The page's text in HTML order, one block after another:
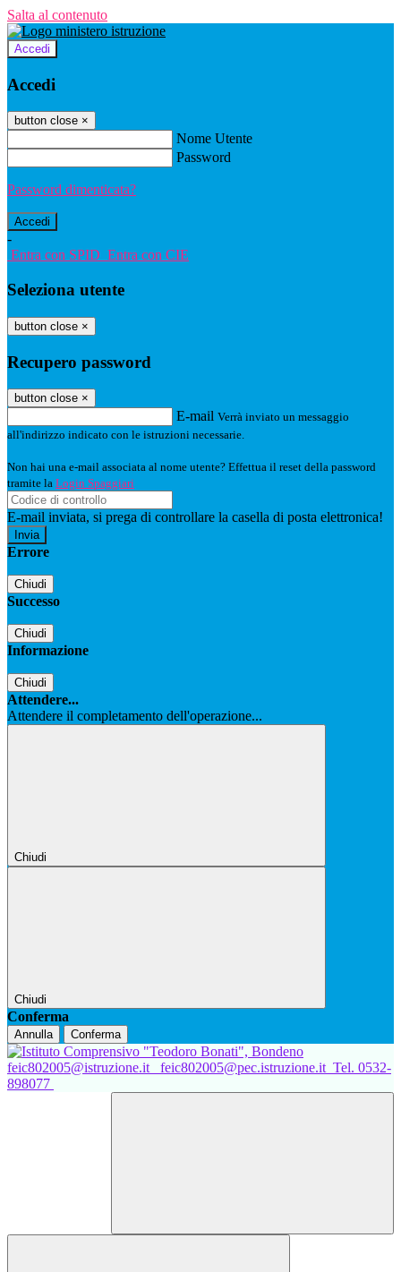
Salta al contenuto
Accedi
Accedi
button close ×
Nome Utente
Password
Password dimenticata?
-
Entra con SPID Entra con CIE
Seleziona utente
button close ×
Recupero password
button close ×
E-mail Verrà inviato un messaggio
all'indirizzo indicato con le istruzioni necessarie.
Non hai una e-mail associata al nome utente? Effettua il reset della password
tramite la Login Spaggiari
E-mail inviata, si prega di controllare la casella di posta elettronica!
Errore
Chiudi
Successo
Chiudi
Informazione
Chiudi
Attendere...
Attendere il completamento dell'operazione...
Chiudi
Chiudi
Conferma
Annulla Conferma
feic802005@istruzione.it feic802005@pec.istruzione.it Tel. 0532-
898077